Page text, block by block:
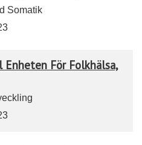
Somatik
För Folkhälsa,